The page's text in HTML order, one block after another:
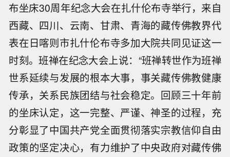
布坐床30周年纪念大会在扎什伦布寺举行，来自
西藏、四川、云南、甘肃、青海的藏传佛教界代
表在日喀则市扎什伦布寺多加大院共同见证这一
时刻。班禅在纪念大会上说：“班禅转世作为班禅
世系延续与发展的根本大事，事关藏传佛教健康
传承，关系民族团结与社会稳定。回顾三十年前
的坐床认定，这一完整、严谨、神圣的过程，充
分彰显了中国共产党全面贯彻落实宗教信仰自由
政策的坚定决心，有力维护了中央政府对藏传佛